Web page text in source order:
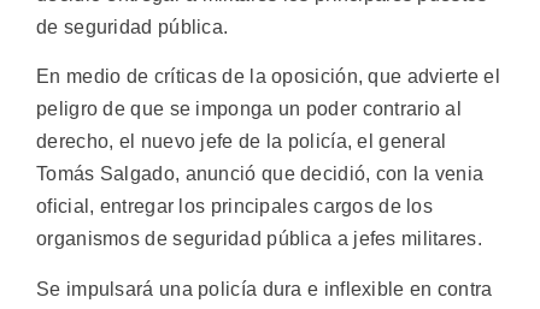
de seguridad pública.
En medio de críticas de la oposición, que advierte el
peligro de que se imponga un poder contrario al
derecho, el nuevo jefe de la policía, el general
Tomás Salgado, anunció que decidió, con la venia
oficial, entregar los principales cargos de los
organismos de seguridad pública a jefes militares.
Se impulsará una policía dura e inflexible en contra